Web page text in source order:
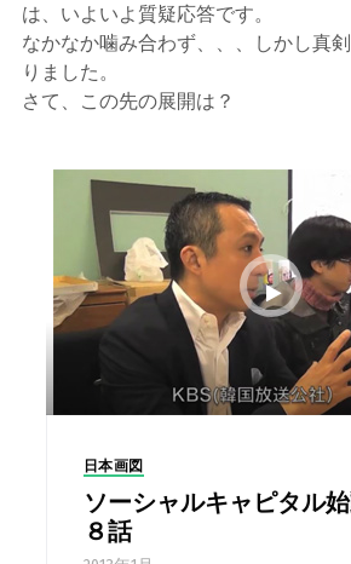
は、いよいよ質疑応答です。
なかなか噛み合わず、、、しかし真
りました。
さて、この先の展開は？
日本画図
ソーシャルキャピタル
８話